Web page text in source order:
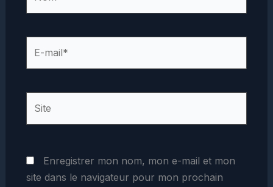
Enregistrer mon nom, mon e-mail et mon
site dans le navigateur pour mon prochain